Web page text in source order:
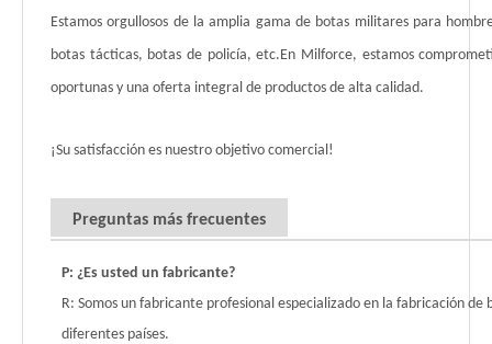
Estamos orgullosos de la amplia gama de botas militares para
botas tácticas, botas de policía, etc.En Milforce, estamos
oportunas y una oferta integral de productos de alta calidad.
¡Su satisfacción es nuestro objetivo comercial!
Preguntas más frecuentes
P: ¿Es usted un fabricante?
R: Somos un fabricante profesional especializado en la fabricación
diferentes países.